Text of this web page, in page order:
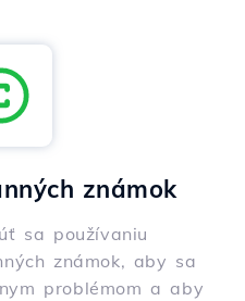
známok
sa používaniu
známok, aby sa
problémom a aby